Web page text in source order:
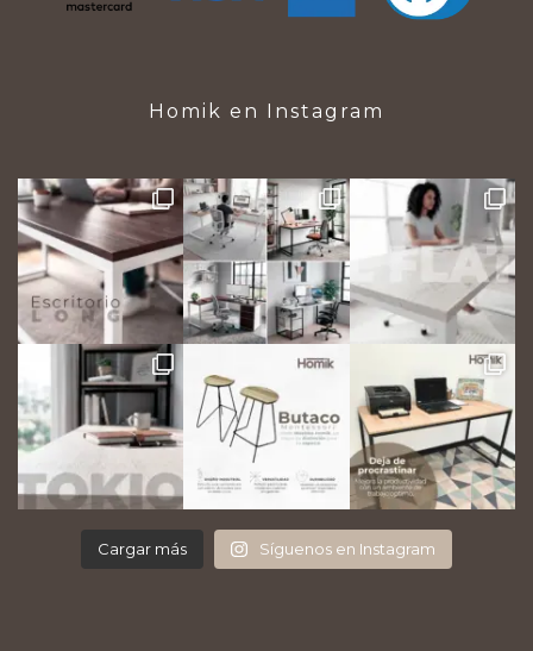
Homik en Instagram
Cargar más Síguenos en Instagram